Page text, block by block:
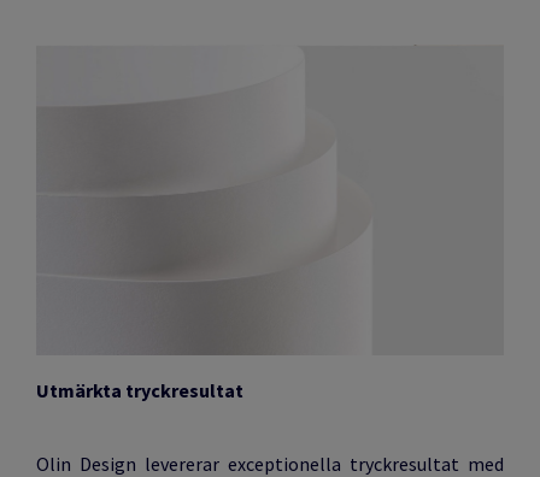
Utmärkta tryckresultat
Olin Design levererar exceptionella tryckresultat med